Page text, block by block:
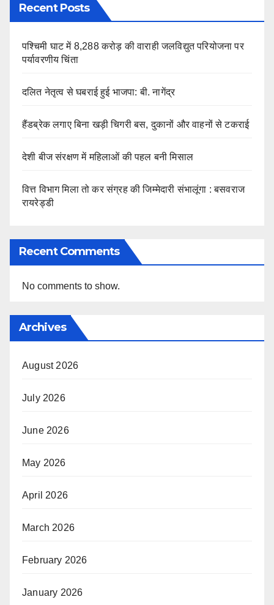
Recent Posts
पश्चिमी घाट में 8,288 करोड़ की वाराही जलविद्युत परियोजना पर
पर्यावरणीय चिंता
दलित नेतृत्व से घबराई हुई भाजपा: बी. नागेंद्र
हैंडब्रेक लगाए बिना खड़ी चिगरी बस, दुकानों और वाहनों से टकराई
देशी बीज संरक्षण में महिलाओं की पहल बनी मिसाल
वित्त विभाग मिला तो कर संग्रह की जिम्मेदारी संभालूंगा : बसवराज
रायरेड्डी
Recent Comments
No comments to show.
Archives
August 2026
July 2026
June 2026
May 2026
April 2026
March 2026
February 2026
January 2026